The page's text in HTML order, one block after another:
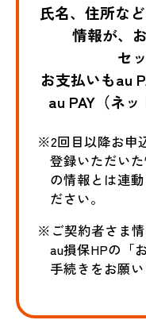
氏名、住所な
情報が、
セ
お支払いもau
au PAY（ネ
※2回目以降お申
登録いただい
の情報とは連
ださい。
※ご契約者さま
au損保HPの「
手続きをお願い